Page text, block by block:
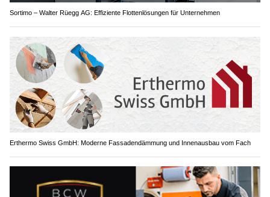
Sortimo – Walter Rüegg AG: Effiziente Flottenlösungen für Unternehmen
Erthermo Swiss GmbH: Moderne Fassadendämmung und Innenausbau vom Fach